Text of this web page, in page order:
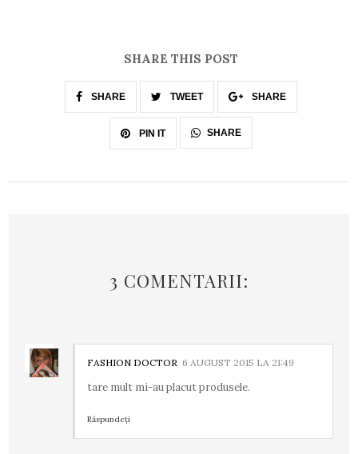
SHARE THIS POST
SHARE TWEET SHARE
PIN IT SHARE
3 COMENTARII:
FASHION DOCTOR 6 AUGUST 2015 LA 21:49
tare mult mi-au placut produsele.
Răspundeți